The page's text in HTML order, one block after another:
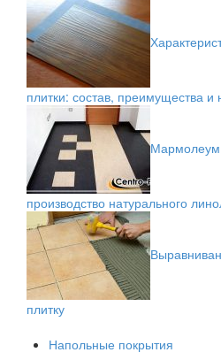
плитки: состав, преимущества и
производство натурального
плитку
Напольные покрытия